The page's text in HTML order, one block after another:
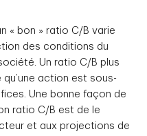
« bon » ratio C/B varie
des conditions du
Un ratio C/B plus
action est sous-
Une bonne façon de
ratio C/B est de le
et aux projections de